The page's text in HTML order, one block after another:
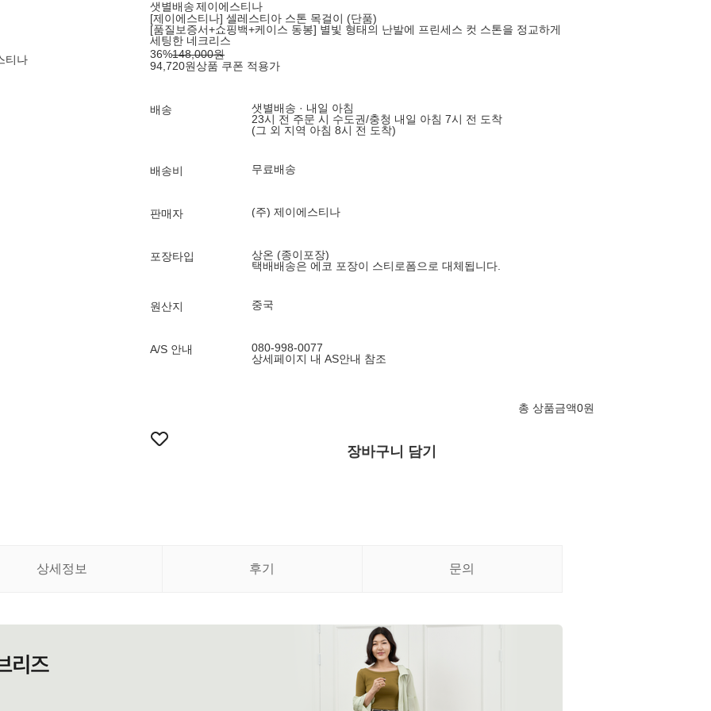
티나
샛별배송제이에스티나
[제이에스티나] 셀레스티아 스톤 목걸이 (단품)
[품질보증서+쇼핑백+케이스 동봉] 별빛 형태의 난발에 프린세스 컷 스톤을 정교하게
세팅한 네크리스
36%148,000원
94,720원상품 쿠폰 적용가
배송
샛별배송 · 내일 아침
23시 전 주문 시 수도권/충청 내일 아침 7시 전 도착
(그 외 지역 아침 8시 전 도착)
배송비 무료배송
판매자 (주) 제이에스티나
포장타입
상온 (종이포장)
택배배송은 에코 포장이 스티로폼으로 대체됩니다.
원산지 중국
A/S 안내
080-998-0077
상세페이지 내 AS안내 참조
총 상품금액0원
장바구니 담기
상세정보 후기 문의